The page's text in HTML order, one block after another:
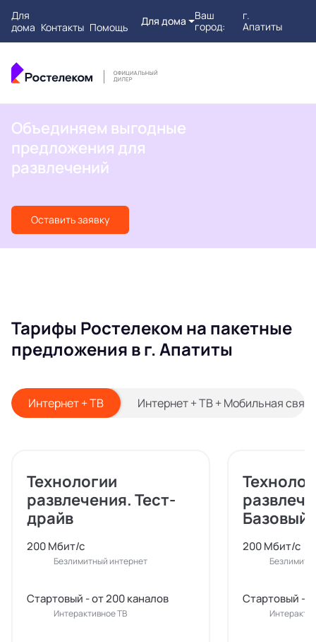
Для
дома Контакты Помощь Для дома
Ваш
город:
г.
Апатиты
Объединяем выгодные
предложения для
развлечений
Оставить заявку
Тарифы Ростелеком на пакетные
предложения в г. Апатиты
Интернет + ТВ Интернет + ТВ + Мобильная связь
Технологии
развлечения. Тест-
драйв
200 Мбит/с
Безлимитный интернет
Стартовый - от 200 каналов
Интерактивное ТВ
Базовый
200 Мбит/с
Стартовый -